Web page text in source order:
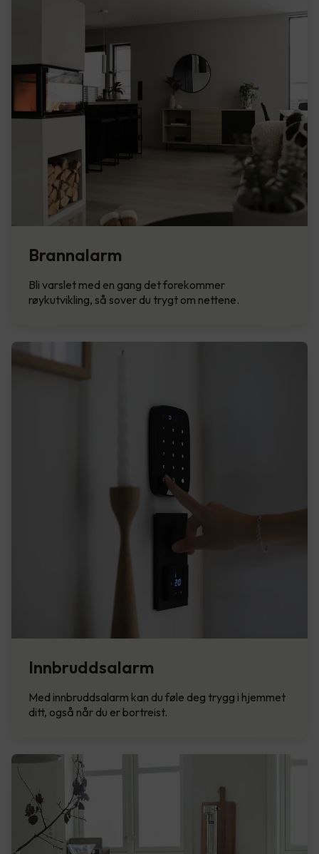
Brannalarm
Bli varslet med en gang det forekommer
røykutvikling, så sover du trygt om nettene.
Innbruddsalarm
Med innbruddsalarm kan du føle deg trygg i hjemmet
ditt, også når du er bortreist.